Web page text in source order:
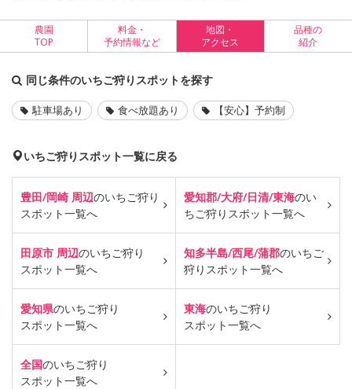
農園
TOP
料金・
予約情報など
地図・
アクセス
品種の
紹介
同じ条件のいちご狩りスポットを探す
駐車場あり 食べ放題あり 【安心】予約制
いちご狩りスポット一覧に戻る
豊田/岡崎 周辺のいちご狩り
スポット一覧へ
愛知郡/大府/日清/東海のい
ちご狩り スポット一覧へ
田原市 周辺のいちご狩り
スポット一覧へ
知多半島/西尾/蒲郡のいちご
狩り スポット一覧へ
愛知県のいちご狩り
スポット一覧へ
東海のいちご狩り
スポット一覧へ
全国のいちご狩り
スポット一覧へ